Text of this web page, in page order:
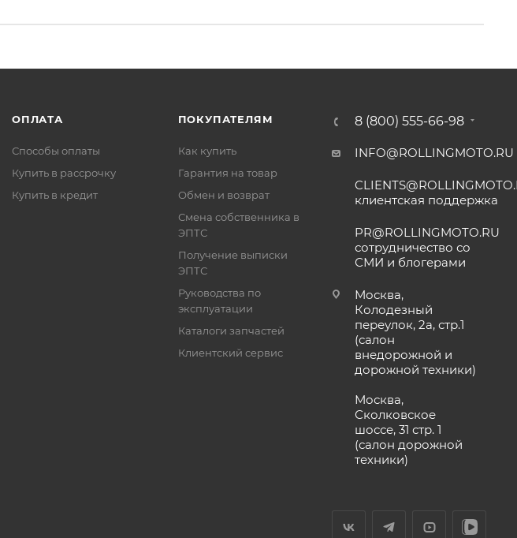
ОПЛАТА
Способы оплаты
Купить в рассрочку
Купить в кредит
ПОКУПАТЕЛЯМ
Как купить
Гарантия на товар
Обмен и возврат
Смена собственника в
ЭПТС
Получение выписки
ЭПТС
Руководства по
эксплуатации
Каталоги запчастей
Клиентский сервис
8 (800) 555-66-98
INFO@ROLLINGMOTO.RU
клиентская поддержка
PR@ROLLINGMOTO.RU
сотрудничество со
СМИ и блогерами
Москва,
Колодезный
переулок, 2а, стр.1
(салон
внедорожной и
дорожной техники)
Москва,
Сколковское
шоссе, 31 стр. 1
(салон дорожной
техники)